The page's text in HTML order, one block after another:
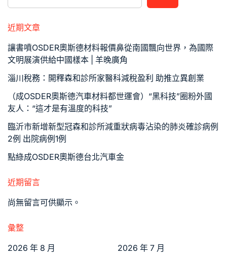
近期文章
讓書噴OSDER奧斯德材料報價鼻從南國飄向世界，為國際
文明展演供給中國樣本 | 羊晚廣角
淄川稅務：開釋森和診所家醫科減稅盈利 助推立異創業
（成OSDER奧斯德汽車材料都世運會）“黑科技”圈粉外國
友人：“這才是有溫度的科技”
臨沂市新增新型冠森和診所減重狀病毒沾染的肺炎確診病例
2例 出院病例1例
點綠成OSDER奧斯德台北汽車金
近期留言
尚無留言可供顯示。
彙整
2026 年 8 月
2026 年 7 月